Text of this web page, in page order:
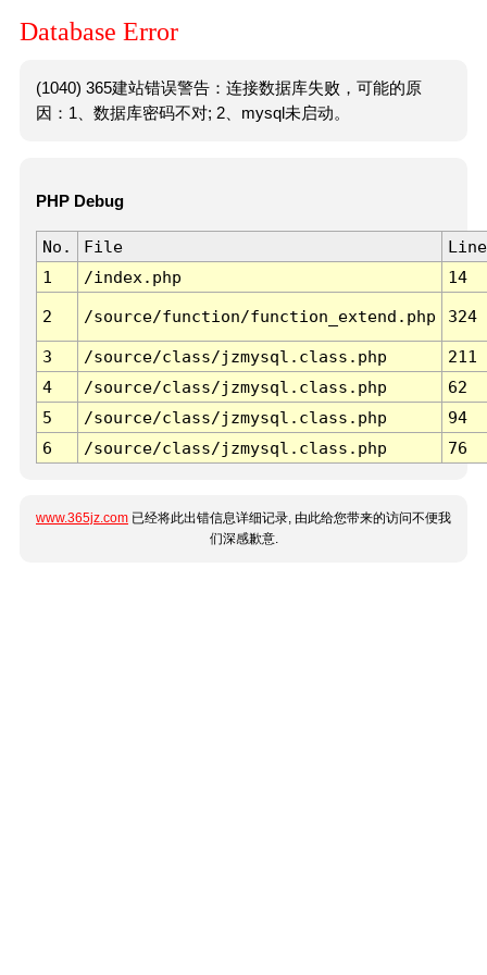
Database Error
(1040) 365建站错误警告：连接数据库失败，可能的原
因：1、数据库密码不对; 2、mysql未启动。
PHP Debug
No. File
Line
1
/index.php 14
2 /source/function/function_extend.php 324
3 /source/class/jzmysql.class.php
211
4
/source/class/jzmysql.class.php
62
5
/source/class/jzmysql.class.php
94
6
/source/class/jzmysql.class.php 76
www.365jz.com 已经将此出错信息详细记录, 由此给您带来的访问不便我
们深感歉意.